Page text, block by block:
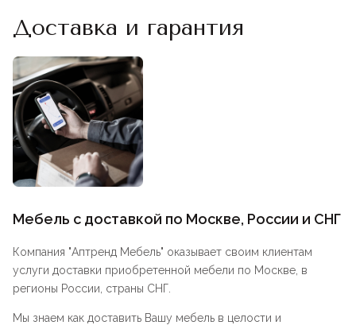
Доставка и гарантия
Мебель с доставкой по Москве, России и СНГ
Компания "Аптренд Мебель" оказывает своим клиентам
услуги доставки приобретенной мебели по Москве, в
регионы России, страны СНГ.
Мы знаем как доставить Вашу мебель в целости и